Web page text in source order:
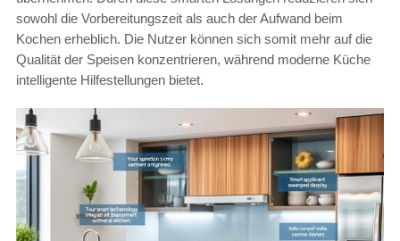
sowohl die Vorbereitungszeit als auch der Aufwand beim
Kochen erheblich. Die Nutzer können sich somit mehr auf die
Qualität der Speisen konzentrieren, während moderne Küche
intelligente Hilfestellungen bietet.